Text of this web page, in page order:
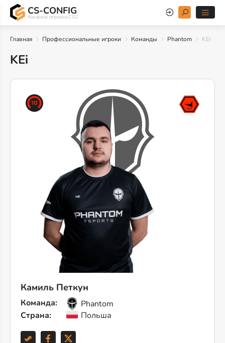
CS-CONFIG
Конфиги игроков CS2
Главная Профессиональные игроки Команды Phantom KEi
KEi
Камиль Петкун
Команда:
Phantom
Страна:
Польша